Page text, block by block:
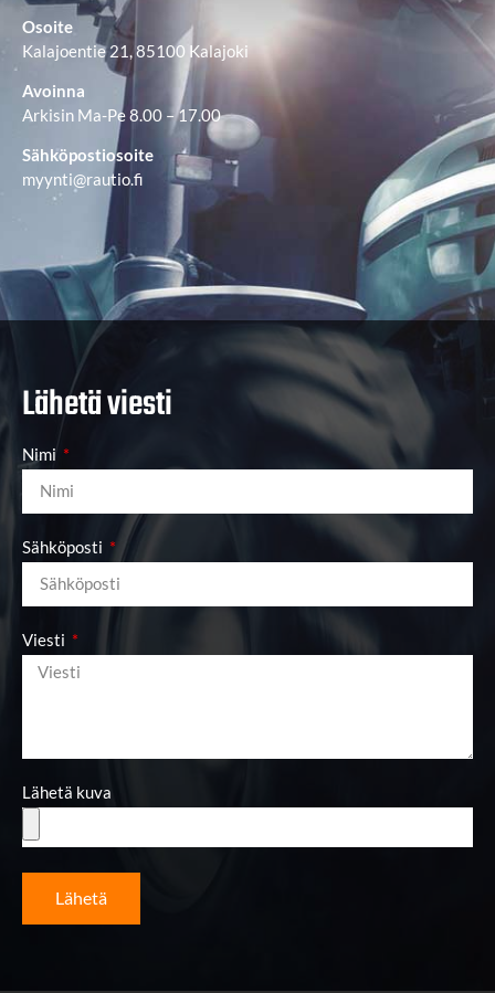
Osoite
Kalajoentie 21, 85100 Kalajoki
Avoinna
Arkisin Ma-Pe 8.00 – 17.00
Sähköpostiosoite
myynti@rautio.fi
Lähetä viesti
Nimi
Sähköposti
Viesti
Lähetä kuva
Lähetä